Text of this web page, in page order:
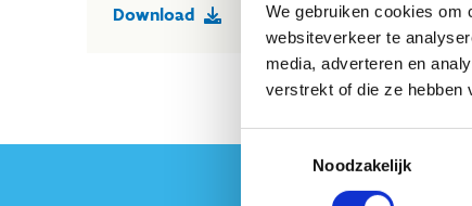
We gebruiken cookies om
websiteverkeer te
media, adverteren en
verstrekt of die ze hebben
Noodzakelijk
Download